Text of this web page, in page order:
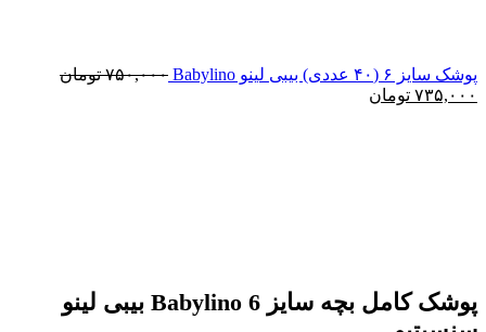
پوشک سایز ۶ (۴۰ عددی) بیبی لینو Babylino ۷۵۰,۰۰۰ تومان
قیمت
۷۳۵,۰۰۰ تومان
پوشک کامل بچه سایز 6 Babylino بیبی لینو